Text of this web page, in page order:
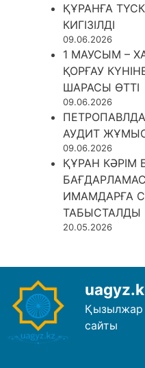
ҚҰРАНҒА
КИГІЗІЛДІ
09.06.2026
1 МАУСЫМ –
ҚОРҒАУ
ШАРАСЫ ӨТТІ
09.06.2026
АУДИТ
09.06.2026
ҚҰРАН
ИМАМДАРҒА
ТАБЫСТАЛДЫ
20.05.2026
Қызылжар
сайты